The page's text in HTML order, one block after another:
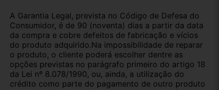
A Garantia Legal, prevista no Código de Defesa do
Consumidor, é de 90 (noventa) dias a partir da data
da compra e cobre defeitos de fabricação e vícios
do produto adquirido.Na impossibilidade de reparar
o produto, o cliente poderá escolher dentre as
opções previstas no parágrafo primeiro do artigo 18
da Lei nº 8.078/1990, ou, ainda, a utilização do
crédito como parte do pagamento de outro produto